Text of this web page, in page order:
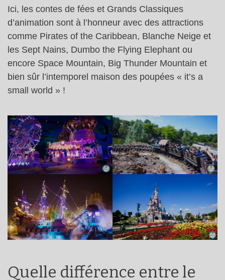
Ici, les contes de fées et Grands Classiques
d’animation sont à l’honneur avec des attractions
comme Pirates of the Caribbean, Blanche Neige et
les Sept Nains, Dumbo the Flying Elephant ou
encore Space Mountain, Big Thunder Mountain et
bien sûr l’intemporel maison des poupées « it’s a
small world » !
Quelle différence entre le